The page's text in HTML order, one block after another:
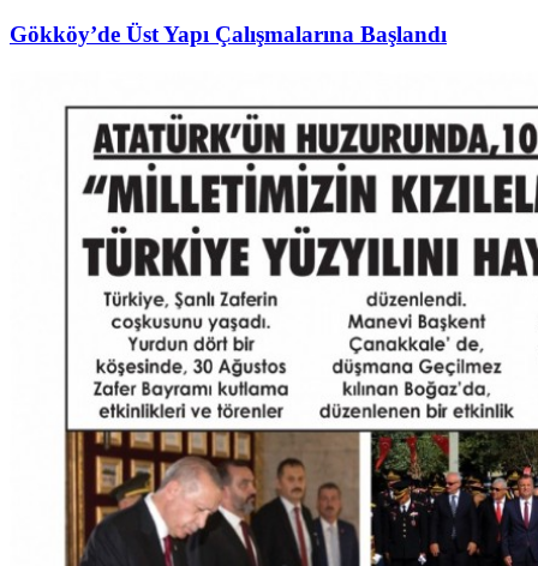
Gökköy’de Üst Yapı Çalışmalarına Başlandı